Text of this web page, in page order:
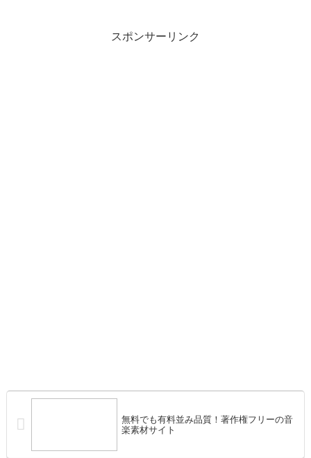
スポンサーリンク
無料でも有料並み品質！著作権フリーの音
楽素材サイト